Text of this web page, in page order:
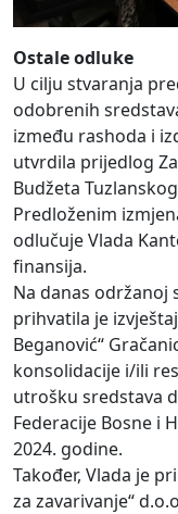
Ostale odluke
U cilju stvaranja
odobrenih
između rashoda i
utvrdila prijedlog
Budžeta
Predloženim
odlučuje Vlada
finansija.
Na danas održanoj
prihvatila je
Beganović“
konsolidacije i/ili
utrošku sredstava
Federacije Bosne i
2024. godine.
Također, Vlada je
za zavarivanje“